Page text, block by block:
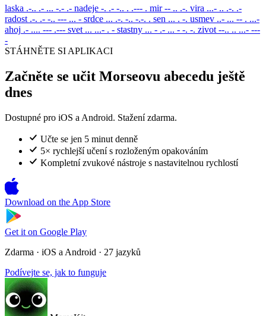
laska .-.. .- ... -.- .- nadeje -. .- -.. . .--- . mir -- .. .-. vira ...- .. .-. .-
radost .-. .- -.. --- ... - srdce ... .-. -.. -.-. . sen ... . -. usmev ..- ... -- . ...-
ahoj .- .... --- .--- svet ... ...- . - stastny ... - .- ... - -. -. zivot --.. .. ...- ---
-
STÁHNĚTE SI APLIKACI
Začněte se učit Morseovu abecedu ještě
dnes
Dostupné pro iOS a Android. Stažení zdarma.
Učte se jen 5 minut denně
5× rychlejší učení s rozloženým opakováním
Kompletní zvukové nástroje s nastavitelnou rychlostí
Download on the App Store
Get it on Google Play
Zdarma · iOS a Android · 27 jazyků
Podívejte se, jak to funguje